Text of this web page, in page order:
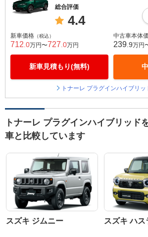
総合評価
4.4
新車価格 （税込）
712 .0万円〜727 .0万円
新車見積もり(無料)
中古車本体
239 .9万円
トナーレ プラグインハイブリ
トナーレ プラグインハイブリッド
車と比較しています
スズキ ジムニー スズキ ハス